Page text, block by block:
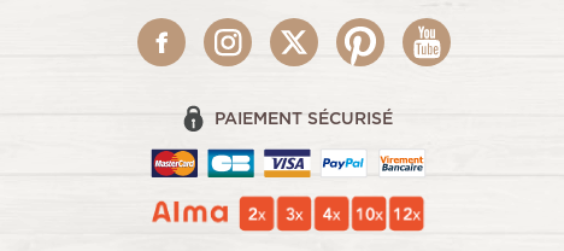
PAIEMENT SÉCURISÉ